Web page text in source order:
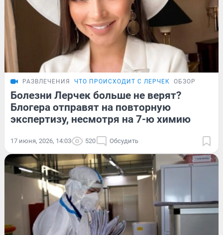
РАЗВЛЕЧЕНИЯ ЧТО ПРОИСХОДИТ С ЛЕРЧЕК ОБЗОР
Болезни Лерчек больше не верят?
Блогера отправят на повторную
экспертизу, несмотря на 7-ю химию
17 июня, 2026, 14:03 520 Обсудить